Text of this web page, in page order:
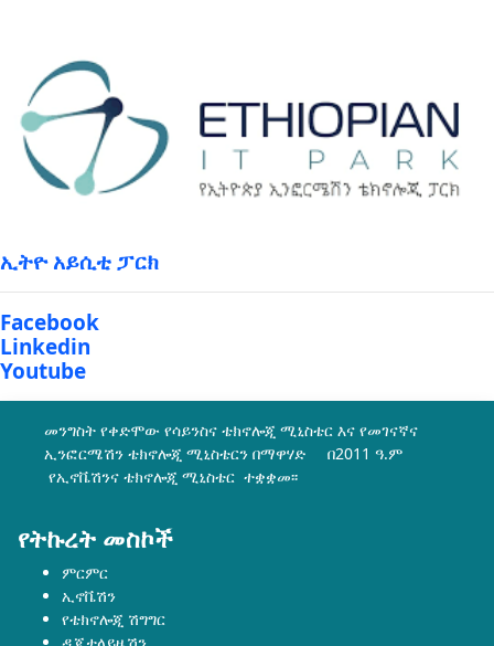
ኢትዮ አይሲቲ ፓርክ
Facebook
Linkedin
Youtube
መንግስት የቀድሞው የሳይንስና ቴክኖሎጂ ሚኒስቴር እና የመገናኛና
ኢንፎርሜሽን ቴክኖሎጂ ሚኒስቴርን በማዋሃድ በ2011 ዓ.ም
የኢኖቬሽንና ቴክኖሎጂ ሚኒስቴር ተቋቋመ፡፡
የትኩረት መስኮች
ምርምር
ኢኖቬሽን
የቴክኖሎጂ ሽግግር